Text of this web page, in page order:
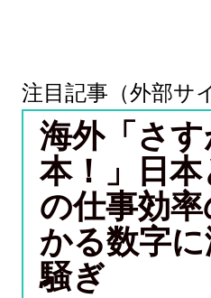
注目記事（外部サ
海外「さす
本！」日
の仕事効
かる数字
騒ぎ